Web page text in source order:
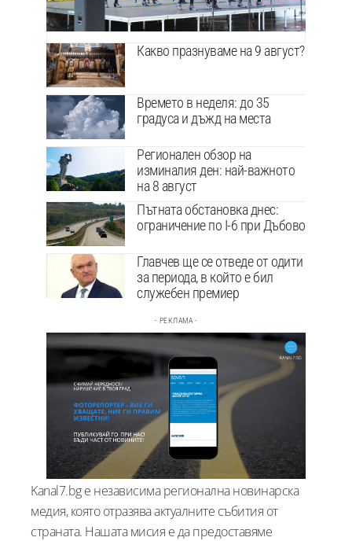
Какво празнуваме на 9 август?
Времето в неделя: до 35
градуса и дъжд на места
Регионален обзор на
изминалия ден: най-важното
на 8 август
Пътната обстановка днес:
ограничение по I-6 при Дъбово
Главчев ще се отведе от одити
за периода, в който е бил
служебен премиер
- РЕКЛАМА -
Kanal7.bg е независима регионална новинарска
медия, която отразява актуалните събития от
страната. Нашата мисия е да предоставяме